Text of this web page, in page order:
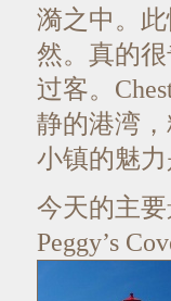
漪之中。
然。真的
过客。
静的港湾
小镇的魅
今天的主
Peggy’s